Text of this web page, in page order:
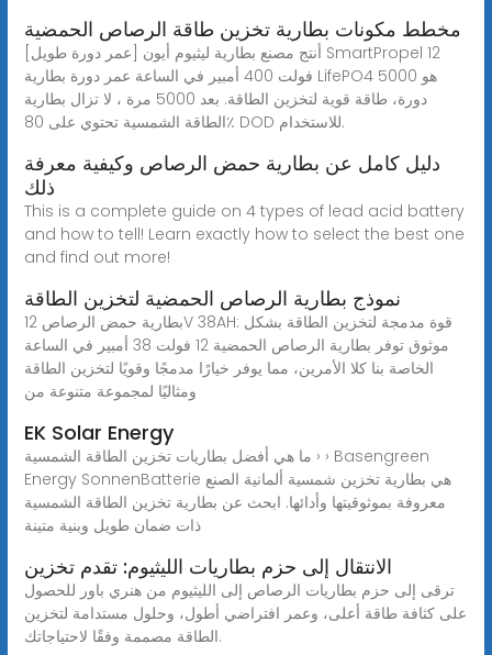
مخطط مكونات بطارية تخزين طاقة الرصاص الحمضية
[عمر دورة طويل] أنتج مصنع بطارية ليثيوم أيون SmartPropel 12
فولت 400 أمبير في الساعة عمر دورة بطارية LifePO4 هو 5000
دورة، طاقة قوية لتخزين الطاقة. بعد 5000 مرة ، لا تزال بطارية
الطاقة الشمسية تحتوي على 80٪ DOD للاستخدام.
دليل كامل عن بطارية حمض الرصاص وكيفية معرفة
ذلك
This is a complete guide on 4 types of lead acid battery
and how to tell! Learn exactly how to select the best one
and find out more!
نموذج بطارية الرصاص الحمضية لتخزين الطاقة
بطارية حمض الرصاص 12V 38AH: قوة مدمجة لتخزين الطاقة بشكل
موثوق توفر بطارية الرصاص الحمضية 12 فولت 38 أمبير في الساعة
الخاصة بنا كلا الأمرين، مما يوفر خيارًا مدمجًا وقويًا لتخزين الطاقة
ومثاليًا لمجموعة متنوعة من
EK Solar Energy
ما هي أفضل بطاريات تخزين الطاقة الشمسية › › Basengreen
Energy SonnenBatterie هي بطارية تخزين شمسية ألمانية الصنع
معروفة بموثوقيتها وأدائها. ابحث عن بطارية تخزين الطاقة الشمسية
ذات ضمان طويل وبنية متينة
الانتقال إلى حزم بطاريات الليثيوم: تقدم تخزين
ترقى إلى حزم بطاريات الرصاص إلى الليثيوم من هنري باور للحصول
على كثافة طاقة أعلى، وعمر افتراضي أطول، وحلول مستدامة لتخزين
الطاقة مصممة وفقًا لاحتياجاتك.